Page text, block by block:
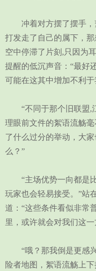
冲着对方摆了摆手，
打发走了自己的属下，
空中停滞了片刻,只因为
提醒的低沉声音：“最好
可能在这其中增加不利
“不同于那个旧联盟,
理眼前文件的絮语流觞
了什么过分的举动，大
么？”
“主场优势一向都是比
玩家也会轻易接受。”站
道：“这些条件看似非常
里，或许就会对我们这
“哦？那我倒是更感兴
险者地图，絮语流觞上